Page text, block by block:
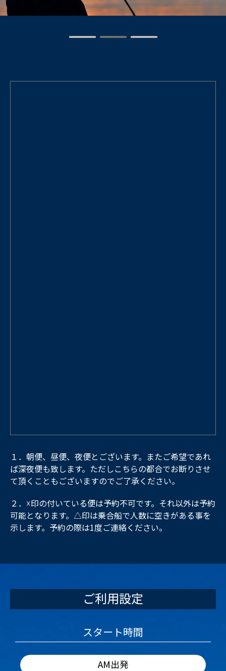
１．朝便、昼便、夜便とございます。またご希望であれ
ば深夜便も致します。ただしこちらの都合でお断りさせ
て頂くこともございますのでご了承ください。
２．☓印の付いている便は予約不可です。それ以外は予約
可能となります。△印は乗合船で人数に空きがある事を
示します。予約の際は1度ご連絡ください。
ご利用設定
スタート時間
AM出発